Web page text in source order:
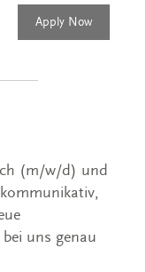
Apply Now
(m/w/d) und
uns genau